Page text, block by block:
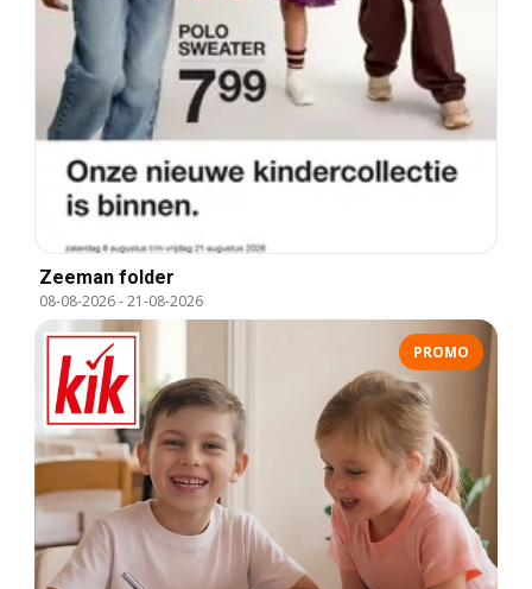
Zeeman folder
08-08-2026-21-08-2026
PROMO